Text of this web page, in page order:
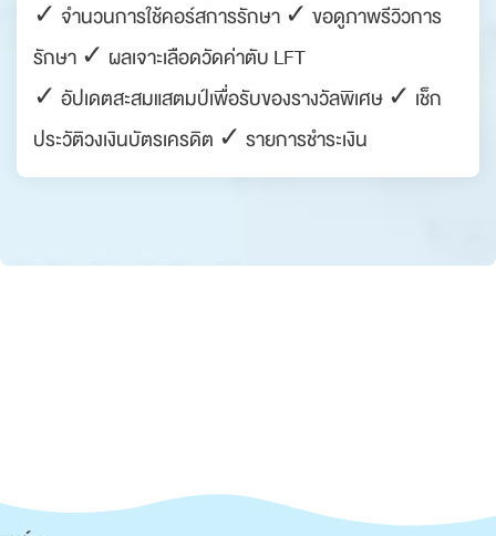
✓ จำนวนการใช้คอร์สการรักษา ✓ ขอดูภาพรีวิวการ
รักษา ✓ ผลเจาะเลือดวัดค่าตับ LFT
✓ อัปเดตสะสมแสตมป์เพื่อรับของรางวัลพิเศษ ✓ เช็ก
ประวัติวงเงินบัตรเครดิต ✓ รายการชำระเงิน